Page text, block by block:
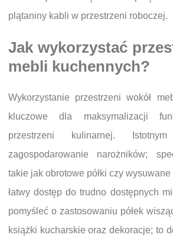
plątaniny kabli w przestrzeni roboczej.
Jak wykorzystać
mebli kuchennych?
Wykorzystanie przestrzeni wokół
kluczowe dla maksymalizacji
przestrzeni kulinarnej.
zagospodarowanie narożników;
takie jak obrotowe półki czy
łatwy dostęp do trudno dostępnych
pomyśleć o zastosowaniu półek
książki kucharskie oraz dekoracje; to